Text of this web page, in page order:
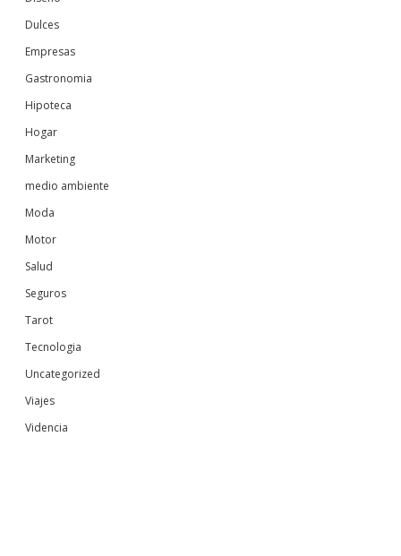
Dulces
Empresas
Gastronomia
Hipoteca
Hogar
Marketing
medio ambiente
Moda
Motor
Salud
Seguros
Tarot
Tecnologia
Uncategorized
Viajes
Videncia